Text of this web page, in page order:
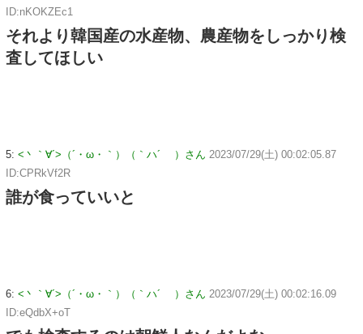
ID:nKOKZEc1
それより韓国産の水産物、農産物をしっかり検
査してほしい
5: <丶｀∀´>（´・ω・｀）（｀ハ´ ）さん 2023/07/29(土) 00:02:05.87
ID:CPRkVf2R
誰が食っていいと
6: <丶｀∀´>（´・ω・｀）（｀ハ´ ）さん 2023/07/29(土) 00:02:16.09
ID:eQdbX+oT